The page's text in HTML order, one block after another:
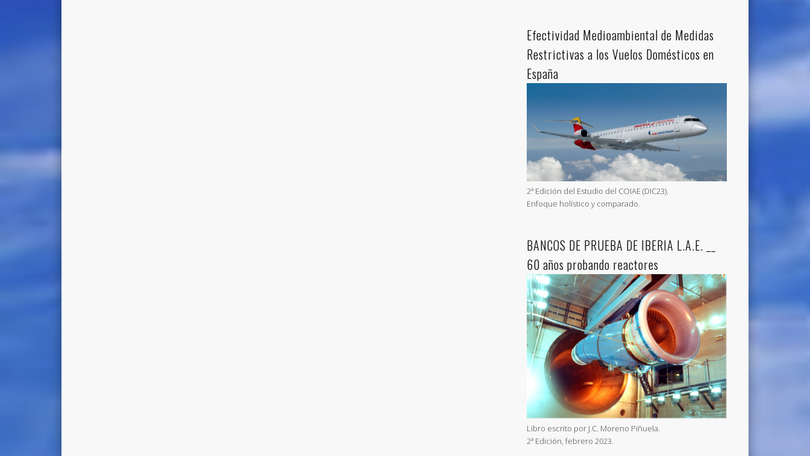
Efectividad Medioambiental de Medidas
Restrictivas a los Vuelos Domésticos en
España
2ª Edición del Estudio del COIAE (DIC23).
Enfoque holístico y comparado.
BANCOS DE PRUEBA DE IBERIA L.A.E. __
60 años probando reactores
Libro escrito por J.C. Moreno Piñuela.
2ª Edición, febrero 2023.